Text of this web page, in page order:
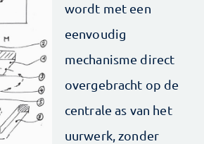
wordt met een
eenvoudig
mechanisme direct
overgebracht op de
centrale as van het
uurwerk, zonder